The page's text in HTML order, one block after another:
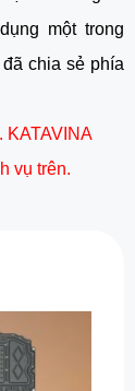
một trong
chia sẻ phía
KATAVINA
vụ trên.